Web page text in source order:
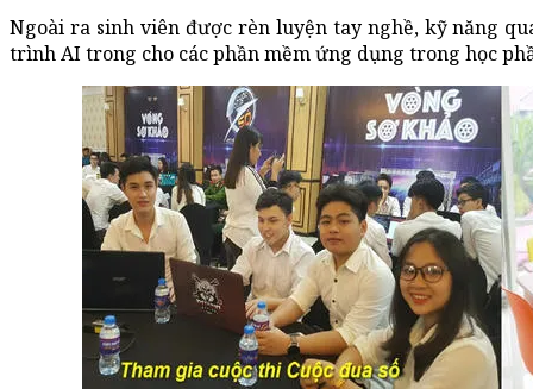
Ngoài ra sinh viên được rèn luyện tay nghề, kỹ năng
trình AI trong cho các phần mềm ứng dụng trong học